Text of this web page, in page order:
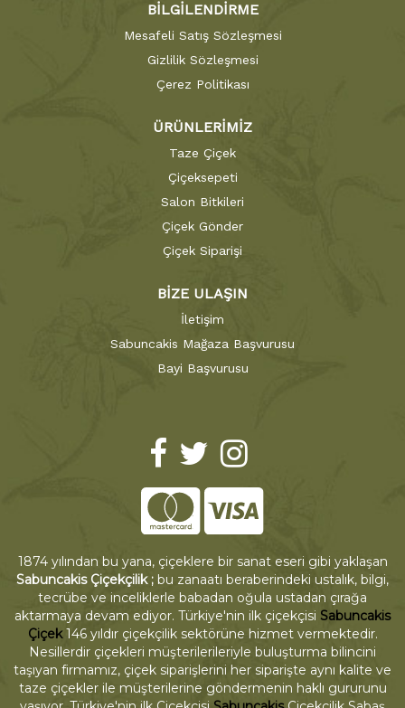
BİLGİLENDİRME
Mesafeli Satış Sözleşmesi
Gizlilik Sözleşmesi
Çerez Politikası
ÜRÜNLERİMİZ
Taze Çiçek
Çiçeksepeti
Salon Bitkileri
Çiçek Gönder
Çiçek Siparişi
BİZE ULAŞIN
İletişim
Sabuncakis Mağaza Başvurusu
Bayi Başvurusu
1874 yılından bu yana, çiçeklere bir sanat eseri gibi yaklaşan
Sabuncakis Çiçekçilik ; bu zanaatı beraberindeki ustalık, bilgi,
tecrübe ve inceliklerle babadan oğula ustadan çırağa
aktarmaya devam ediyor. Türkiye'nin ilk çiçekçisi Sabuncakis
Çiçek146 yıldır çiçekçilik sektörüne hizmet vermektedir.
Nesillerdir çiçekleri müşterilerileriyle buluşturma bilincini
taşıyan firmamız, çiçek siparişlerini her siparişte aynı kalite ve
taze çiçekler ile müşterilerine göndermenin haklı gururunu